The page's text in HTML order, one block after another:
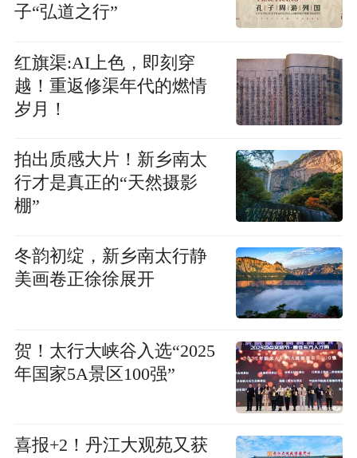
子“弘道之行”
红旗渠:AI上色，即刻穿
越！重返修渠年代的燃情
岁月！
拍出质感大片！新乡南太
行才是真正的“天然摄影
棚”
冬韵初绽，新乡南太行静
美画卷正徐徐展开
贺！太行大峡谷入选“2025
年国家5A景区100强”
喜报+2！丹江大观苑又获